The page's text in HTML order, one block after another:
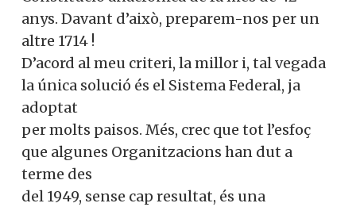
anys. Davant d’això, preparem-nos per un
altre 1714 !
D’acord al meu criteri, la millor i, tal vegada
la única solució és el Sistema Federal, ja
adoptat
per molts paisos. Més, crec que tot l’esfoç
que algunes Organitzacions han dut a
terme des
del 1949, sense cap resultat, és una